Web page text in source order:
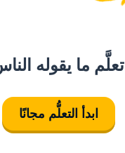
تعلَّم ما يقوله
ابدأ التعلُّم مجانًا